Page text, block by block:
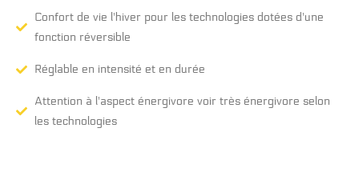
Confort de vie l'hiver pour les technologies dotées d'une
fonction réversible
Réglable en intensité et en durée
Attention à l'aspect énergivore voir très énergivore selon
les technologies